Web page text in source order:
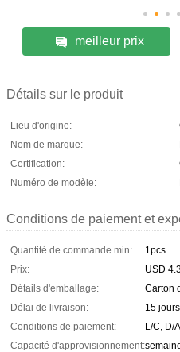
meilleur prix
Détails sur le produit
Lieu d'origine:
Nom de marque:
Certification:
Numéro de modèle:
Conditions de paiement et
Quantité de commande min:
1pcs
Prix:
USD
Détails d'emballage:
Carton
Délai de livraison:
15
Conditions de paiement:
L/C, D/
Capacité d'approvisionnement: